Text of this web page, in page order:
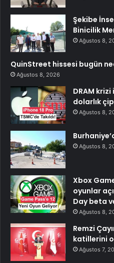
Şekibe
Binicilik
Ağustos 8,
QuinStreet hissesi bugün
Ağustos 8, 2026
DRAM krizi
dolarlık
Ağustos 8,
Ağustos 8,
Xbox
oyunlar
Day beta
Ağustos 8,
Remzi
katillerini
Ağustos 7,